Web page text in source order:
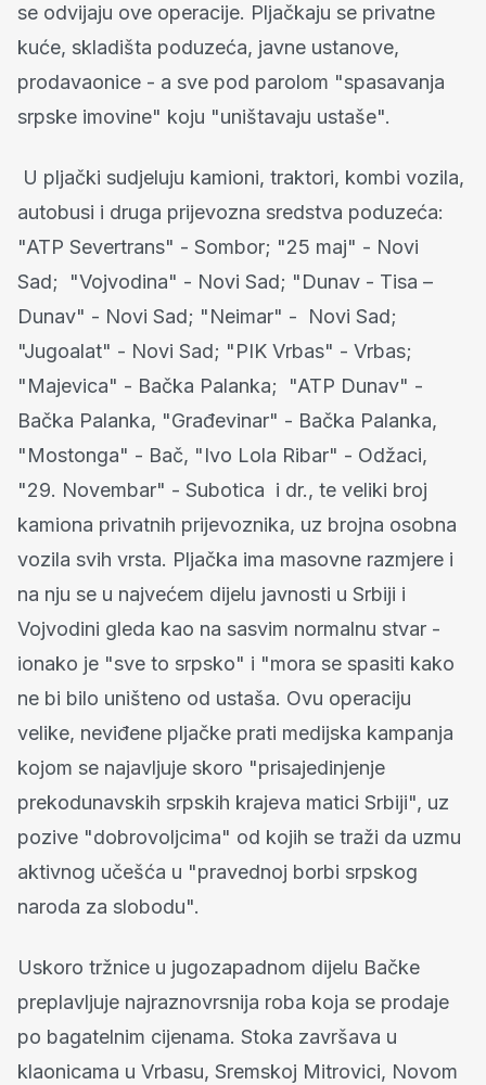
se odvijaju ove operacije. Pljačkaju se privatne
kuće, skladišta poduzeća, javne ustanove,
prodavaonice - a sve pod parolom "spasavanja
srpske imovine" koju "uništavaju ustaše".
U pljački sudjeluju kamioni, traktori, kombi vozila,
autobusi i druga prijevozna sredstva poduzeća:
"ATP Severtrans" - Sombor; "25 maj" - Novi
Sad; "Vojvodina" - Novi Sad; "Dunav - Tisa –
Dunav" - Novi Sad; "Neimar" - Novi Sad;
"Jugoalat" - Novi Sad; "PIK Vrbas" - Vrbas;
"Majevica" - Bačka Palanka; "ATP Dunav" -
Bačka Palanka, "Građevinar" - Bačka Palanka,
"Mostonga" - Bač, "Ivo Lola Ribar" - Odžaci,
"29. Novembar" - Subotica i dr., te veliki broj
kamiona privatnih prijevoznika, uz brojna osobna
vozila svih vrsta. Pljačka ima masovne razmjere i
na nju se u najvećem dijelu javnosti u Srbiji i
Vojvodini gleda kao na sasvim normalnu stvar -
ionako je "sve to srpsko" i "mora se spasiti kako
ne bi bilo uništeno od ustaša. Ovu operaciju
velike, neviđene pljačke prati medijska kampanja
kojom se najavljuje skoro "prisajedinjenje
prekodunavskih srpskih krajeva matici Srbiji", uz
pozive "dobrovoljcima" od kojih se traži da uzmu
aktivnog učešća u "pravednoj borbi srpskog
naroda za slobodu".
Uskoro tržnice u jugozapadnom dijelu Bačke
preplavljuje najraznovrsnija roba koja se prodaje
po bagatelnim cijenama. Stoka završava u
klaonicama u Vrbasu, Sremskoj Mitrovici, Novom